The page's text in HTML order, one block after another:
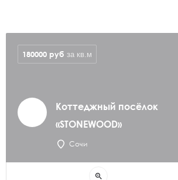
Коттеджный посёлок
«STONEWOOD»
Сочи
180000 руб за кв.м
zoom_in